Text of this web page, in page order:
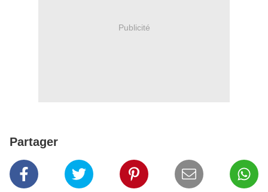
Publicité
Partager